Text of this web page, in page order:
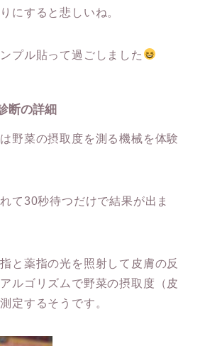
にすると悲しいね。
プル貼って過ごしました
断の詳細
野菜の摂取度を測る機械を体験
て30秒待つだけで結果が出ま
と薬指の光を照射して皮膚の反
ルゴリズムで野菜の摂取度（皮
定するそうです。